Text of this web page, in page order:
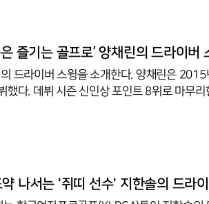
이 지면에 그대로 고정되어 있는 모습이다. 안나린의
즐기는 골프로’ 양채린의 드라이버
소개한다. 양채린은 2015년 한국여자프로골프
했다. 데뷔 시즌 신인상 포인트 8위로 마무
그치며 시드전으로 향해야 했다. 시드전을
실 더 이상 잃을 게 없다고 생각했더니, 마음
나서는 '쥐띠 선수' 지한솔의 드라